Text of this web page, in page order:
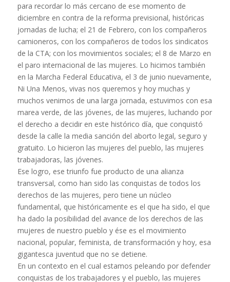
para recordar lo más cercano de ese momento de
diciembre en contra de la reforma previsional, históricas
jornadas de lucha; el 21 de Febrero, con los compañeros
camioneros, con los compañeros de todos los sindicatos
de la CTA; con los movimientos sociales; el 8 de Marzo en
el paro internacional de las mujeres. Lo hicimos también
en la Marcha Federal Educativa, el 3 de junio nuevamente,
Ni Una Menos, vivas nos queremos y hoy muchas y
muchos venimos de una larga jornada, estuvimos con esa
marea verde, de las jóvenes, de las mujeres, luchando por
el derecho a decidir en este histórico día, que conquistó
desde la calle la media sanción del aborto legal, seguro y
gratuito. Lo hicieron las mujeres del pueblo, las mujeres
trabajadoras, las jóvenes.
Ese logro, ese triunfo fue producto de una alianza
transversal, como han sido las conquistas de todos los
derechos de las mujeres, pero tiene un núcleo
fundamental, que históricamente es el que ha sido, el que
ha dado la posibilidad del avance de los derechos de las
mujeres de nuestro pueblo y ése es el movimiento
nacional, popular, feminista, de transformación y hoy, esa
gigantesca juventud que no se detiene.
En un contexto en el cual estamos peleando por defender
conquistas de los trabajadores y el pueblo, las mujeres